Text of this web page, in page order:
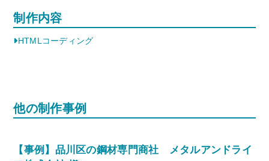
制作内容
HTMLコーディング
他の制作事例
【事例】品川区の鋼材専門商社 メタルアンドライ